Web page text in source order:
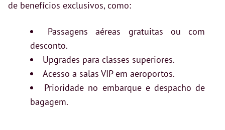
de benefícios exclusivos, como:
Passagens aéreas gratuitas ou com
desconto.
Upgrades para classes superiores.
Acesso a salas VIP em aeroportos.
Prioridade no embarque e despacho de
bagagem.